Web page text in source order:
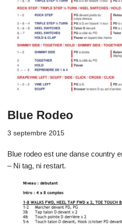
Blue Rodeo
3 septembre 2015
Blue rodeo est une danse country
– Ni tag, ni restart.